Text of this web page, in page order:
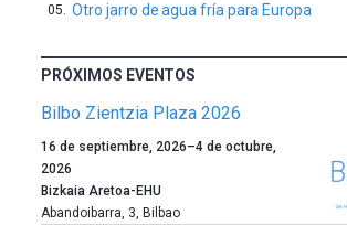
Otro jarro de agua fría para Europa
PRÓXIMOS EVENTOS
Bilbo Zientzia Plaza 2026
Un
año
más,
Bilbao
16 de septiembre, 2026–4 de octubre,
2026
Bizkaia Aretoa-EHU
Abandoibarra, 3, Bilbao